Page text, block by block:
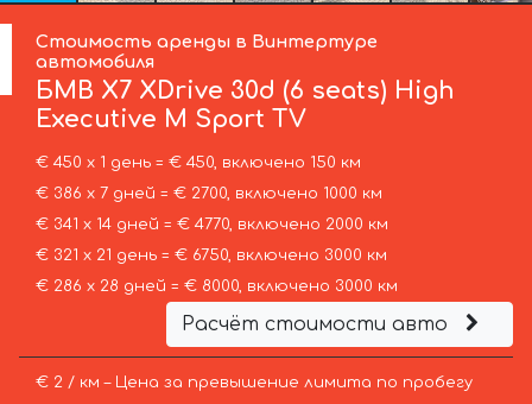
Стоимость аренды в Винтертуре
автомобиля
БМВ X7 XDrive 30d (6 seats) High
Executive M Sport TV
€ 450 х 1 день = € 450, включено 150 км
€ 386 х 7 дней = € 2700, включено 1000 км
€ 341 х 14 дней = € 4770, включено 2000 км
€ 321 х 21 день = € 6750, включено 3000 км
€ 286 х 28 дней = € 8000, включено 3000 км
Расчёт стоимости авто
€ 2 / км – Цена за превышение лимита по пробегу